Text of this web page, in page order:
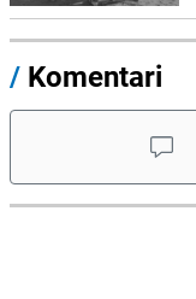
/ Komentari